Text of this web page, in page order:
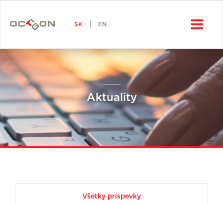
Octigon, a.s. SK
SK EN
Aktuality
Všetky príspevky